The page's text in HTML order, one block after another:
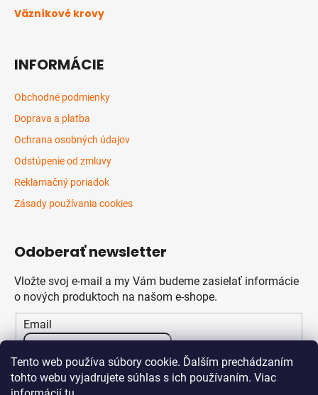
Tento web používa súbory cookie. Ďalším prechádzaním
tohto webu vyjadrujete súhlas s ich používaním. Viac
Väzníkové krovy
INFORMÁCIE
Obchodné podmienky
Doprava a platba
Ochrana osobných údajov
Odstúpenie od zmluvy
Reklamačný poriadok
Zásady používania cookies
Odoberať newsletter
Vložte svoj e-mail a my Vám budeme zasielať informácie
o nových produktoch na našom e-shope.
Email
Vložením e-mailu súhlasíte spodmienkami ochrany
osobných údajov